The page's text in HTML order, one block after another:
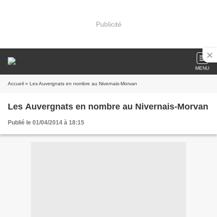
Publicité
MENU
Accueil » Les Auvergnats en nombre au Nivernais-Morvan
Les Auvergnats en nombre au Nivernais-Morvan
Publié le 01/04/2014 à 18:15